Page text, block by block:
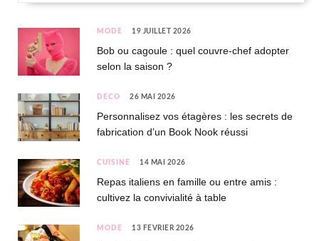
MODE 19 JUILLET 2026
Bob ou cagoule : quel couvre-chef adopter
selon la saison ?
DÉCO 26 MAI 2026
Personnalisez vos étagères : les secrets de
fabrication d’un Book Nook réussi
CUISINE 14 MAI 2026
Repas italiens en famille ou entre amis :
cultivez la convivialité à table
MODE 13 FÉVRIER 2026